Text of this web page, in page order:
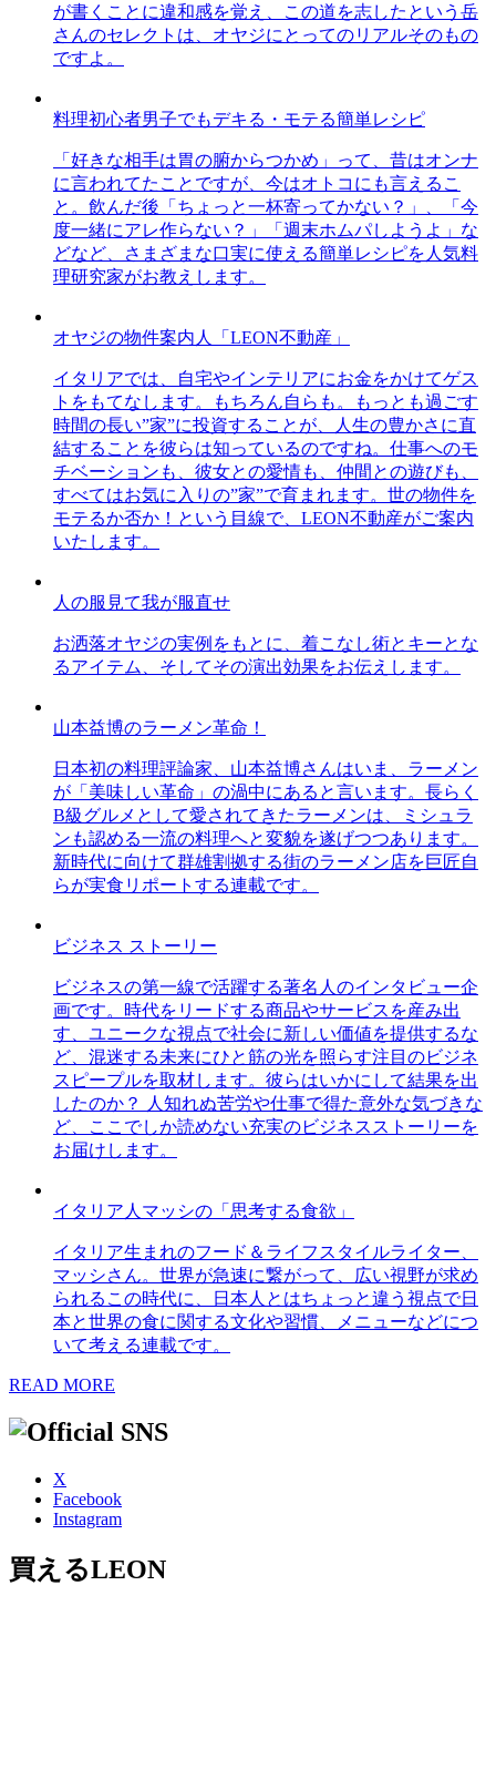
が書くことに違和感を覚え、この道を志したという岳
さんのセレクトは、オヤジにとってのリアルそのもの
ですよ。
料理初心者男子でもデキる・モテる簡単レシピ
「好きな相手は胃の腑からつかめ」って、昔はオンナ
に言われてたことですが、今はオトコにも言えるこ
と。飲んだ後「ちょっと一杯寄ってかない？」、「今
度一緒にアレ作らない？」「週末ホムパしようよ」な
どなど、さまざまな口実に使える簡単レシピを人気料
理研究家がお教えします。
オヤジの物件案内人「LEON不動産」
イタリアでは、自宅やインテリアにお金をかけてゲス
トをもてなします。もちろん自らも。もっとも過ごす
時間の長い”家”に投資することが、人生の豊かさに直
結することを彼らは知っているのですね。仕事へのモ
チベーションも、彼女との愛情も、仲間との遊びも、
すべてはお気に入りの”家”で育まれます。世の物件を
モテるか否か！という目線で、LEON不動産がご案内
いたします。
人の服見て我が服直せ
お洒落オヤジの実例をもとに、着こなし術とキーとな
るアイテム、そしてその演出効果をお伝えします。
山本益博のラーメン革命！
日本初の料理評論家、山本益博さんはいま、ラーメン
が「美味しい革命」の渦中にあると言います。長らく
B級グルメとして愛されてきたラーメンは、ミシュラ
ンも認める一流の料理へと変貌を遂げつつあります。
新時代に向けて群雄割拠する街のラーメン店を巨匠自
らが実食リポートする連載です。
ビジネス ストーリー
ビジネスの第一線で活躍する著名人のインタビュー企
画です。時代をリードする商品やサービスを産み出
す、ユニークな視点で社会に新しい価値を提供するな
ど、混迷する未来にひと筋の光を照らす注目のビジネ
スピープルを取材します。彼らはいかにして結果を出
したのか？ 人知れぬ苦労や仕事で得た意外な気づきな
ど、ここでしか読めない充実のビジネスストーリーを
お届けします。
イタリア人マッシの「思考する食欲」
イタリア生まれのフード＆ライフスタイルライター、
マッシさん。世界が急速に繋がって、広い視野が求め
られるこの時代に、日本人とはちょっと違う視点で日
本と世界の食に関する文化や習慣、メニューなどにつ
いて考える連載です。
READ MORE
X
Facebook
Instagram
買えるLEON